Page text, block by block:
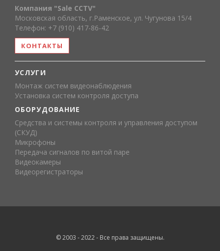
Компания "Sale CCTV"
Московская область, г.Раменское, ул. Чугунова 15/4
Телефон: +7 (910) 417-86-42
КОНТАКТЫ
УСЛУГИ
Монтаж систем видеонаблюдения
Установка систем контроля доступа
ОБОРУДОВАНИЕ
Средства и системы контроля и управления доступом
(СКУД)
Микрофоны
Передача сигналов по витой паре
Видеокамеры
Видеорегистраторы
© 2003 - 2022 - Все права защищены.